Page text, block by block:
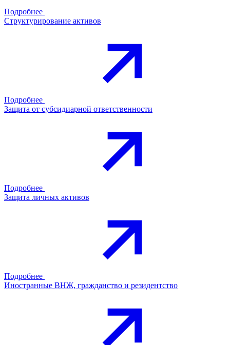
Подробнее
Структурирование активов
Подробнее
Защита от субсидиарной ответственности
Подробнее
Защита личных активов
Подробнее
Иностранные ВНЖ, гражданство и резидентство